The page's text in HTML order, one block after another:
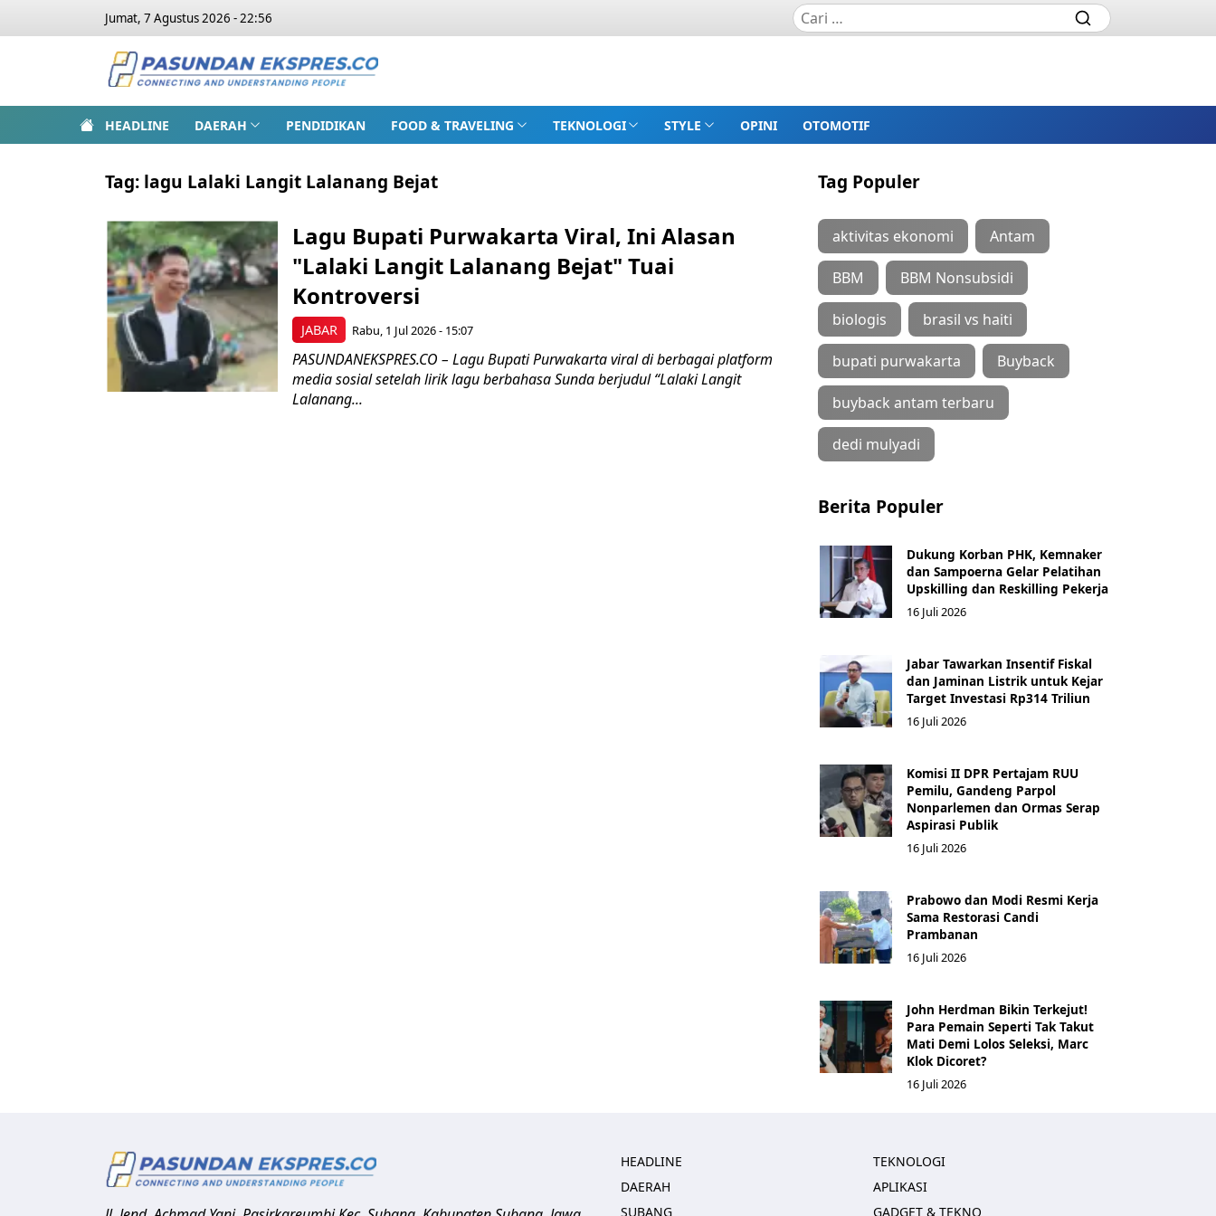
Jumat, 7 Agustus 2026 - 22:56
HEADLINE DAERAH PENDIDIKAN FOOD & TRAVELING TEKNOLOGI STYLE OPINI OTOMOTIF
Tag: lagu Lalaki Langit Lalanang Bejat
JABAR
Lagu Bupati Purwakarta Viral, Ini Alasan
"Lalaki Langit Lalanang Bejat" Tuai
Kontroversi
Rabu, 1 Jul 2026 - 15:07
PASUNDANEKSPRES.CO – Lagu Bupati Purwakarta viral di berbagai platform
media sosial setelah lirik lagu berbahasa Sunda berjudul “Lalaki Langit
Lalanang...
Tag Populer
aktivitas ekonomi Antam
BBM BBM Nonsubsidi
biologis brasil vs haiti
bupati purwakarta Buyback
buyback antam terbaru
dedi mulyadi
Berita Populer
Dukung Korban PHK, Kemnaker
dan Sampoerna Gelar Pelatihan
Upskilling dan Reskilling Pekerja
16 Juli 2026
Jabar Tawarkan Insentif Fiskal
dan Jaminan Listrik untuk Kejar
Target Investasi Rp314 Triliun
16 Juli 2026
Komisi II DPR Pertajam RUU
Pemilu, Gandeng Parpol
Nonparlemen dan Ormas Serap
Aspirasi Publik
16 Juli 2026
Prabowo dan Modi Resmi Kerja
Sama Restorasi Candi
Prambanan
16 Juli 2026
John Herdman Bikin Terkejut!
Para Pemain Seperti Tak Takut
Mati Demi Lolos Seleksi, Marc
Klok Dicoret?
16 Juli 2026
HEADLINE
DAERAH
SUBANG
TEKNOLOGI
APLIKASI
GADGET & TEKNO